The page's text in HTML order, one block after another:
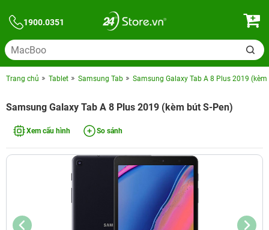
1900.0351
Trang chủ Tablet Samsung Tab Samsung Galaxy Tab A 8 Plus 2019 (kèm
Samsung Galaxy Tab A 8 Plus 2019 (kèm bút S-Pen)
Xem cấu hình So sánh